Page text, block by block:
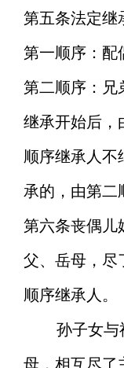
第五条法定继
第一顺序：配
第二顺序：兄
继承开始后，
顺序继承人不
承的，由第二
第六条丧偶儿
父、岳母，尽
顺序继承人。
孙子女与
母，相互尽了